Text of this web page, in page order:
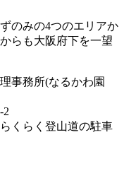
のみの4つのエリアか
らも大阪府下を一望
事務所(なるかわ園
2
らくらく登山道の駐車